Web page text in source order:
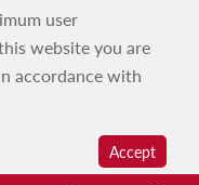
user
website you are
accordance with
Accept